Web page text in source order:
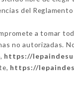
del
a tomar
no autorizadas.
https://
https://